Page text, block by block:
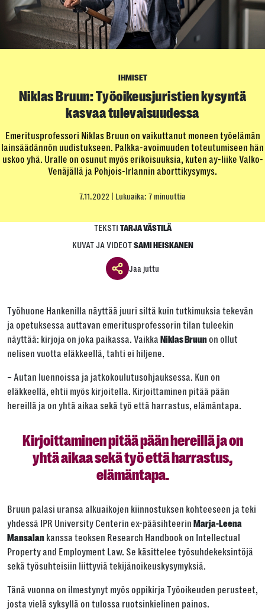
IHMISET
Niklas Bruun: Työoikeus­juristien kysyntä
kasvaa tulevaisuudessa
Emeritusprofessori Niklas Bruun on vaikuttanut moneen työelämän
lainsäädännön uudistukseen. Palkka-avoimuuden toteutumiseen hän
uskoo yhä. Uralle on osunut myös erikoisuuksia, kuten ay-liike Valko-
Venäjällä ja Pohjois-Irlannin aborttikysymys.
7.11.2022 | Lukuaika: 7 minuuttia
TEKSTI TARJA VÄSTILÄ
KUVAT JA VIDEOTSAMI HEISKANEN
Jaa juttu
Jaa tämä linkki seuraavilla tavoilla
Tai kopioi linkki
Kopioi
Työhuone Hankenilla näyttää juuri siltä kuin tutkimuksia tekevän
ja opetuksessa auttavan emeritusprofessorin tilan tuleekin
näyttää: kirjoja on joka paikassa. Vaikka Niklas Bruunon ollut
nelisen vuotta eläkkeellä, tahti ei hiljene.
– Autan luennoissa ja jatkokoulutusohjauksessa. Kun on
eläkkeellä, ehtii myös kirjoitella. Kirjoittaminen pitää pään
hereillä ja on yhtä aikaa sekä työ että harrastus, elämäntapa.
Kirjoittaminen pitää pään hereillä ja on
yhtä aikaa sekä työ että harrastus,
elämäntapa.
Bruun palasi uransa alkuaikojen kiinnostuksen kohteeseen ja teki
yhdessä IPR University Centerin ex-pääsihteerin Marja-Leena
Mansalan kanssa teoksen Research Handbook on Intellectual
Property and Employment Law. Se käsittelee työsuhdekeksintöjä
sekä työsuhteisiin liittyviä tekijänoikeuskysymyksiä.
Tänä vuonna on ilmestynyt myös oppikirja Työoikeuden perusteet,
josta vielä syksyllä on tulossa ruotsinkielinen painos.